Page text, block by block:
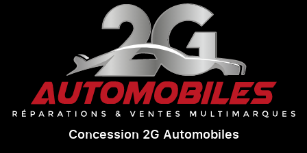
Concession 2G Automobiles